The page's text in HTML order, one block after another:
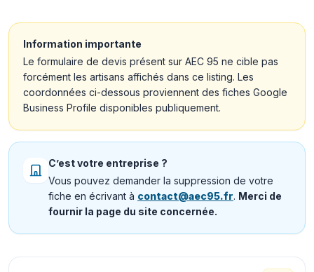
Information importante
Le formulaire de devis présent sur AEC 95 ne cible pas
forcément les artisans affichés dans ce listing. Les
coordonnées ci-dessous proviennent des fiches Google
Business Profile disponibles publiquement.
C’est votre entreprise ?
Vous pouvez demander la suppression de votre
fiche en écrivant à contact@aec95.fr. Merci de
fournir la page du site concernée.